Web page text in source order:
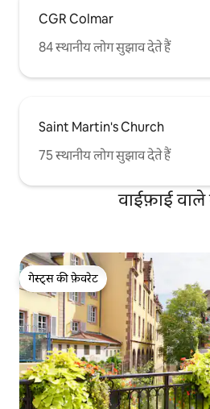
CGR Colmar
84 स्थानीय लोग सुझाव देते हैं
Saint Martin's Church
75 स्थानीय लोग सुझाव देते हैं
वाईफ़ाई वाले
गेस्ट्स की फ़ेवरेट
गेस्ट्स की फ़ेवरेट